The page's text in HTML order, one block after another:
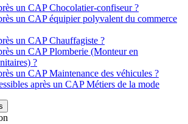
un CAP Chocolatier-confiseur ?
un CAP équipier polyvalent du commerce
un CAP Chauffagiste ?
un CAP Plomberie (Monteur en
?
un CAP Maintenance des véhicules ?
après un CAP Métiers de la mode
avec un CAP Boulanger
avec un CAP Cuisine